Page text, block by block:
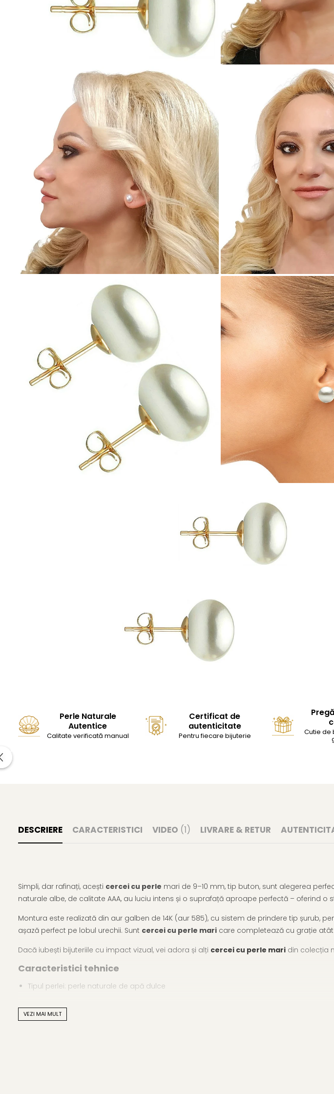
Seturi Perle cu Argint
Pandantive cu Perle
Perle Naturale
Autentice
Calitate verificată manual
Certificat de
autenticitate
Pentru fiecare bijuterie Cutie de
DESCRIERE CARACTERISTICI VIDEO (1) LIVRARE & RETUR
Simpli, dar rafinați, acești cercei cu perle mari de 9–10 mm, tip buton, sunt alegerea
naturale albe, de calitate AAA, au luciu intens și o suprafață aproape perfectă – oferind o
Montura este realizată din aur galben de 14K (aur 585), cu sistem de prindere tip șurub,
așază perfect pe lobul urechii. Sunt cercei cu perle mari care completează cu grație
Dacă iubești bijuteriile cu impact vizual, vei adora și alți cercei cu perle mari din colecția
Caracteristici tehnice
Tipul perlei: perle naturale de apă dulce
Calitate perle: AAA
VEZI MAI MULT